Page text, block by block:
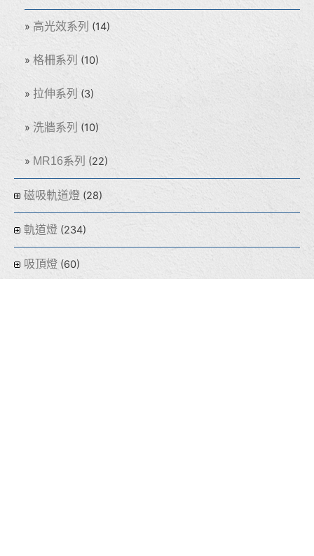
高光效系列 (14)
格柵系列 (10)
拉伸系列 (3)
洗牆系列 (10)
MR16系列 (22)
磁吸軌道燈 (28)
軌道燈 (234)
吸頂燈 (60)